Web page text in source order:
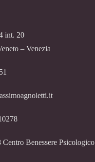
int. 20
– Venezia
Benessere Psicologico